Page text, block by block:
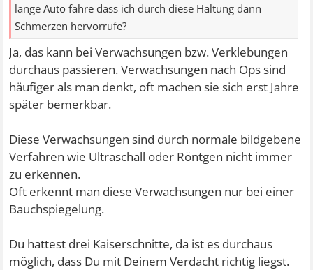
lange Auto fahre dass ich durch diese Haltung dann
Schmerzen hervorrufe?
Ja, das kann bei Verwachsungen bzw. Verklebungen
durchaus passieren. Verwachsungen nach Ops sind
häufiger als man denkt, oft machen sie sich erst Jahre
später bemerkbar.
Diese Verwachsungen sind durch normale bildgebene
Verfahren wie Ultraschall oder Röntgen nicht immer
zu erkennen.
Oft erkennt man diese Verwachsungen nur bei einer
Bauchspiegelung.
Du hattest drei Kaiserschnitte, da ist es durchaus
möglich, dass Du mit Deinem Verdacht richtig liegst.